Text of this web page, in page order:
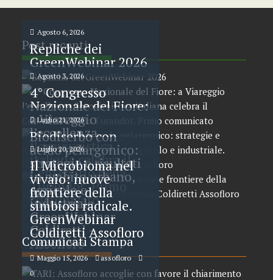
Post recenti
Agosto 6, 2026
Repliche dei
GreenWebinar 2026
Agosto 3, 2026
4° Congresso
Nazionale del Fiore:
a Viareggio
l’eccellenza
florovivaistica
italiana celebra il
Centenario della
Turandot. Primo
comunicato
Luglio 21, 2026
Biodiserbo con
acido pelargonico:
strategie e risultati
in ambito urbano,
agricolo e
industriale.
GreenWebinar
Coldiretti –
Assofloro
Luglio 20, 2026
Il Microbioma nel
vivaio: nuove
frontiere della
simbiosi radicale.
GreenWebinar
Coldiretti Assofloro
Comunicati Stampa
Maggio 15, 2026
assofloro
0